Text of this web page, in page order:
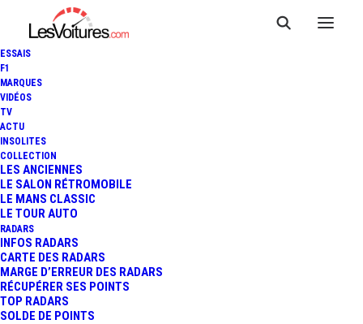
ESSAIS
F1
MARQUES
VIDÉOS
TV
ACTU
INSOLITES
COLLECTION
LES ANCIENNES
LE SALON RÉTROMOBILE
LE MANS CLASSIC
LE TOUR AUTO
RADARS
INFOS RADARS
CARTE DES RADARS
MARGE D’ERREUR DES RADARS
RÉCUPÉRER SES POINTS
TOP RADARS
SOLDE DE POINTS
13 septembre 2025